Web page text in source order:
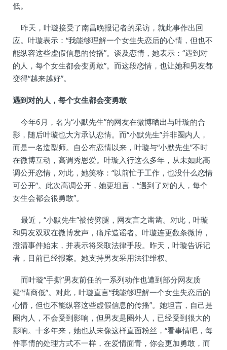
低。
昨天，叶璇接受了南昌晚报记者的采访，就此事作出回
应。叶璇表示：“我能够理解一个女生失恋后的心情，但也不
能纵容这些虚假信息的传播”。谈及恋情，她表示：“遇到对
的人，每个女生都会变勇敢”。而这段恋情，也让她和男友都
变得“越来越好”。
遇到对的人，每个女生都会变勇敢
今年6月，名为“小默先生”的网友在微博晒出与叶璇的合
影，随后叶璇也大方承认恋情。而“小默先生”并非圈内人，
而是一名造型师。自公布恋情以来，叶璇与“小默先生”不时
在微博互动，高调秀恩爱。叶璇入行这么多年，从未如此高
调公开恋情，对此，她笑称：“以前忙于工作，也没什么恋情
可公开”。此次高调公开，她更坦言，“遇到了对的人，每个
女生会都会很勇敢”。
最近，“小默先生”被传劈腿，网友言之凿凿。对此，叶璇
和男友双双在微博发声，痛斥造谣者。叶璇连更数条微博，
澄清事件始末，并表示将采取法律手段。昨天，叶璇告诉记
者，目前已经报案。她支持男友采用法律维权。
而叶璇“手撕”男友前任的一系列动作也遭到部分网友质
疑“情商低”。对此，叶璇直言“我能够理解一个女生失恋后的
心情，但也不能纵容这些虚假信息的传播”。她坦言，自己是
圈内人，不会受到影响，但男友是圈外人，已经受到很大的
影响。十多年来，她也从未像这样直面粉丝，“看事情吧，每
件事情的处理方式不一样，在爱情面青，你会更加勇敢，而